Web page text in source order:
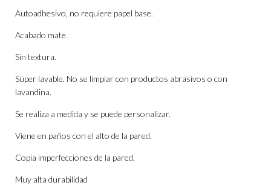
Autoadhesivo, no requiere papel base.
Acabado mate.
Sin textura.
Súper lavable. No se limpiar con productos abrasivos o con
lavandina.
Se realiza a medida y se puede personalizar.
Viene en paños con el alto de la pared.
Copia imperfecciones de la pared.
Muy alta durabilidad